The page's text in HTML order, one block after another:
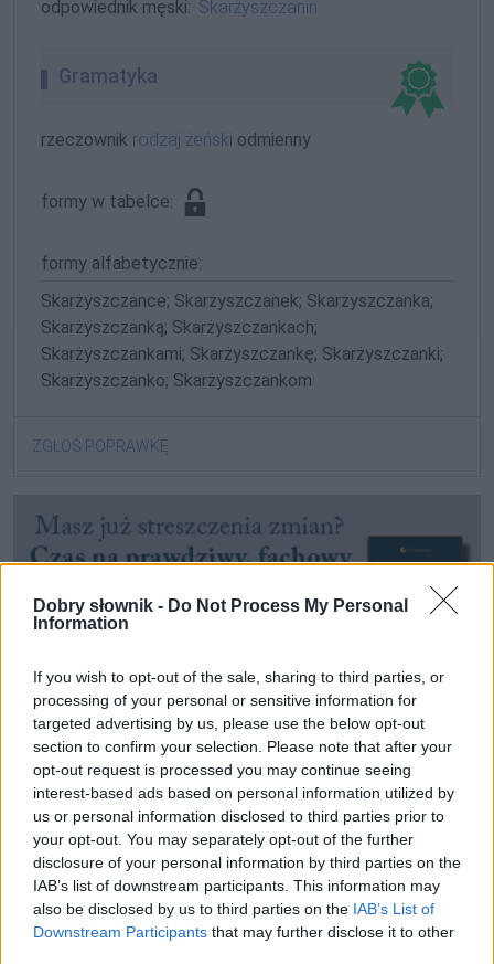
Dobry słownik - Do Not Process My Personal
Information
If you wish to opt-out of the sale, sharing to third parties, or
processing of your personal or sensitive information for
targeted advertising by us, please use the below opt-out
section to confirm your selection. Please note that after your
opt-out request is processed you may continue seeing
interest-based ads based on personal information utilized by
us or personal information disclosed to third parties prior to
your opt-out. You may separately opt-out of the further
disclosure of your personal information by third parties on the
IAB’s list of downstream participants. This information may
also be disclosed by us to third parties on the IAB’s List of
Downstream Participants that may further disclose it to other
odpowiednik męski: Skarżyszczanin
Gramatyka
rzeczownik rodzaj żeński odmienny
formy w tabelce:
formy alfabetycznie:
Skarżyszczance; Skarżyszczanek; Skarżyszczanka;
Skarżyszczanką; Skarżyszczankach;
Skarżyszczankami; Skarżyszczankę; Skarżyszczanki;
Skarżyszczanko; Skarżyszczankom
ZGŁOŚ POPRAWKĘ
Pozostały wątpliwości? Brakuje czegoś w haśle?
Zobacz, co zyskują abonenci Dobrego słownika.
SPRAWDŹ
Często sprawdzane